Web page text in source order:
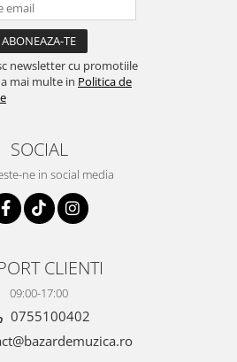
newsletter cu promotiile
mai multe in Politica de
SOCIAL
ne in social media
CLIENTI
09:00-17:00
0755100402